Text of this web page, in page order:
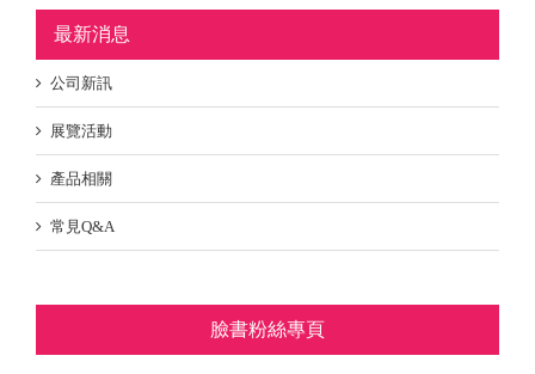
最新消息
公司新訊
展覽活動
產品相關
常見Q&A
臉書粉絲專頁